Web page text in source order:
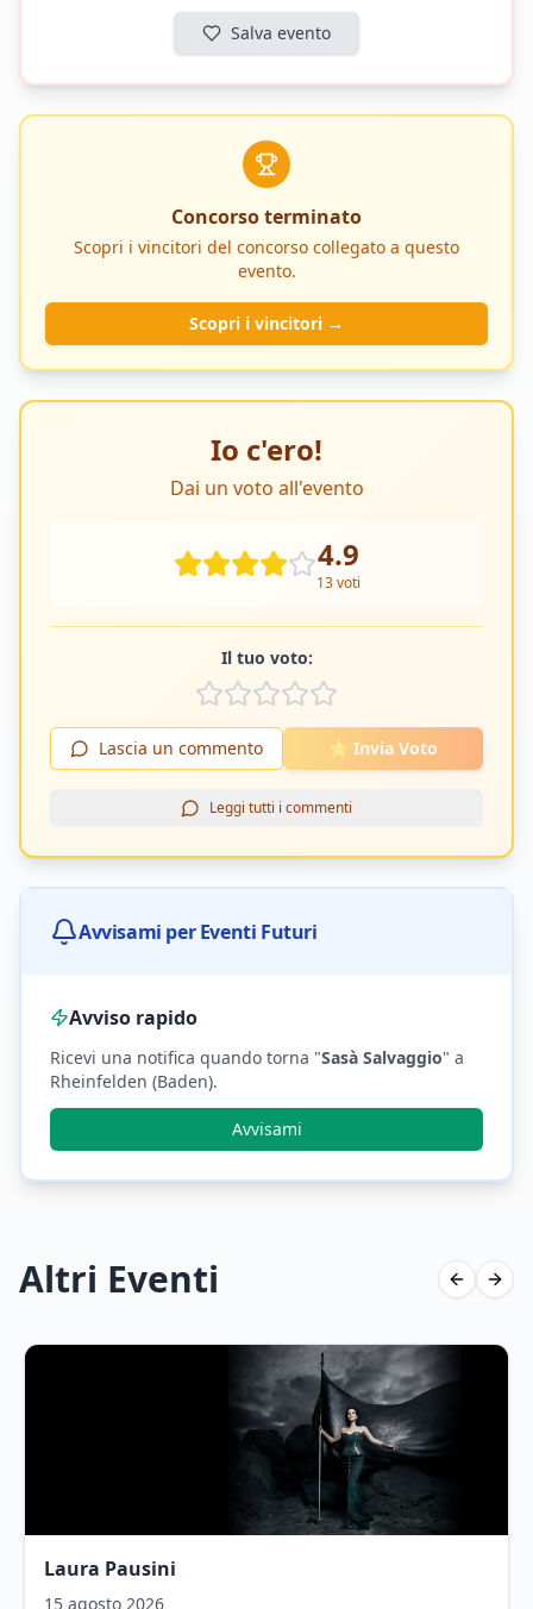
Salvaggio è un artista poliedrico che ha saputo
conquistare il pubblico di tutte le età, portando
Salva evento
Concorso terminato
Scopri i vincitori del concorso collegato a questo
evento.
Scopri i vincitori →
Io c'ero!
Dai un voto all'evento
4.9
13voti
Il tuo voto:
Lascia un commento ⭐ Invia Voto
Leggi tutti i commenti
Avvisami per Eventi Futuri
Avviso rapido
Ricevi una notifica quando torna "Sasà Salvaggio" a
Rheinfelden (Baden).
Avvisami
Altri Eventi Previous
Laura Pausini
15 agosto 2026